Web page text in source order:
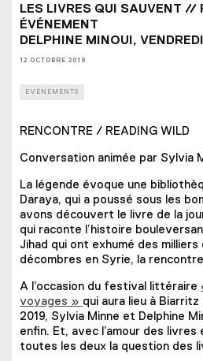
LES LIVRES QUI SAUVENT //
ÉVÉNEMENT
DELPHINE MINOUI,
12 OCTOBRE 2019
EVENEMENTS
RENCONTRE / READING WILD
Conversation animée par Sylvia
La légende évoque une
Daraya, qui a poussé sous les
avons découvert le livre de la
qui raconte l’histoire
Jihad qui ont exhumé des
décombres en Syrie, la
A l’occasion du festival littéraire
voyages » qui aura lieu à
2019, Sylvia Minne et Delphine
enfin. Et, avec l’amour des
toutes les deux la question des